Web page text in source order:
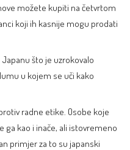
možete kupiti na četvrtom
koji ih kasnije mogu prodati
što je uzrokovalo
u kojem se uči kako
radne etike. Osobe koje
ga kao i inače, ali istovremeno
primjer za to su japanski